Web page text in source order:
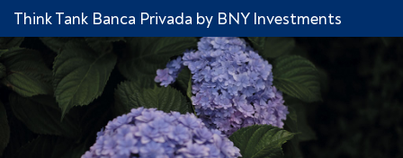
Think Tank Banca Privada by BNY Investments